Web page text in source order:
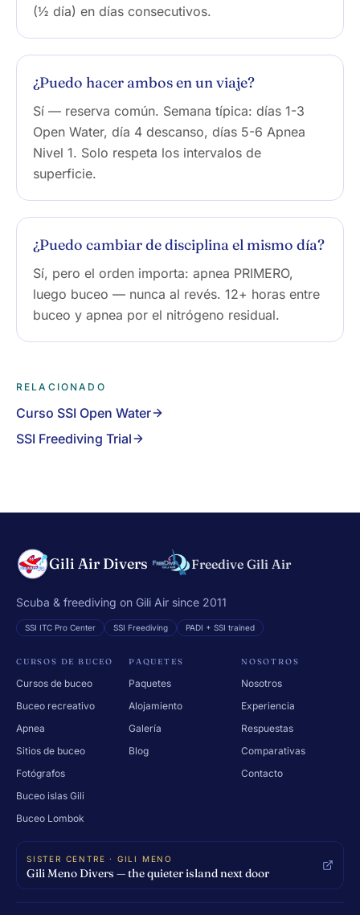
(½ día) en días consecutivos.
¿Puedo hacer ambos en un viaje?
Sí — reserva común. Semana típica: días 1-3
Open Water, día 4 descanso, días 5-6 Apnea
Nivel 1. Solo respeta los intervalos de
superficie.
¿Puedo cambiar de disciplina el mismo día?
Sí, pero el orden importa: apnea PRIMERO,
luego buceo — nunca al revés. 12+ horas entre
buceo y apnea por el nitrógeno residual.
RELACIONADO
Curso SSI Open Water
SSI Freediving Trial
Gili Air Divers Freedive Gili Air
Scuba & freediving on Gili Air since 2011
SSI ITC Pro Center SSI Freediving PADI + SSI trained
CURSOS DE BUCEO
Cursos de buceo
Buceo recreativo
Apnea
Sitios de buceo
Fotógrafos
Buceo islas Gili
Buceo Lombok
PAQUETES
Paquetes
Alojamiento
Galería
Blog
NOSOTROS
Nosotros
Experiencia
Respuestas
Comparativas
Contacto
SISTER CENTRE · GILI MENO
Gili Meno Divers — the quieter island next door